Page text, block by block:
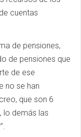
cuentas
de pensiones,
de pensiones que
de ese
no se han
que son 6
lo demás las